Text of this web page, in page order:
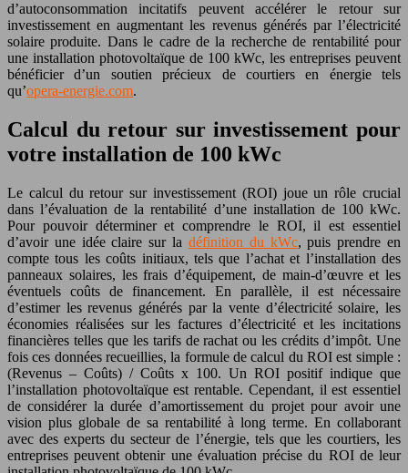
d’autoconsommation incitatifs peuvent accélérer le retour sur
investissement en augmentant les revenus générés par l’électricité
solaire produite. Dans le cadre de la recherche de rentabilité pour
une installation photovoltaïque de 100 kWc, les entreprises peuvent
bénéficier d’un soutien précieux de courtiers en énergie tels
qu’opera-energie.com.
Calcul du retour sur investissement pour
votre installation de 100 kWc
Le calcul du retour sur investissement (ROI) joue un rôle crucial
dans l’évaluation de la rentabilité d’une installation de 100 kWc.
Pour pouvoir déterminer et comprendre le ROI, il est essentiel
d’avoir une idée claire sur la définition du kWc, puis prendre en
compte tous les coûts initiaux, tels que l’achat et l’installation des
panneaux solaires, les frais d’équipement, de main-d’œuvre et les
éventuels coûts de financement. En parallèle, il est nécessaire
d’estimer les revenus générés par la vente d’électricité solaire, les
économies réalisées sur les factures d’électricité et les incitations
financières telles que les tarifs de rachat ou les crédits d’impôt. Une
fois ces données recueillies, la formule de calcul du ROI est simple :
(Revenus – Coûts) / Coûts x 100. Un ROI positif indique que
l’installation photovoltaïque est rentable. Cependant, il est essentiel
de considérer la durée d’amortissement du projet pour avoir une
vision plus globale de sa rentabilité à long terme. En collaborant
avec des experts du secteur de l’énergie, tels que les courtiers, les
entreprises peuvent obtenir une évaluation précise du ROI de leur